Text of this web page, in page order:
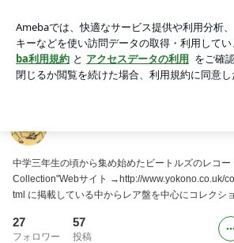
アプリをダウンロードして ブログの更新通知
ょう。
中学三年生の頃から集め始めたビートルズのレコ
Collection"Webサイト →http://www.yokono.co.uk/
tml に掲載している中からレア盤を中心にコレクシ
27
フォロワー
57
投稿